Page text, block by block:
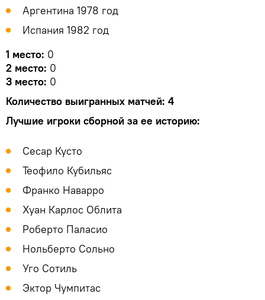
Аргентина 1978 год
Испания 1982 год
1 место: 0
2 место: 0
3 место: 0
Количество выигранных матчей: 4
Лучшие игроки сборной за ее историю:
Сесар Кусто
Теофило Кубильяс
Франко Наварро
Хуан Карлос Облита
Роберто Паласио
Нольберто Сольно
Уго Сотиль
Эктор Чумпитас